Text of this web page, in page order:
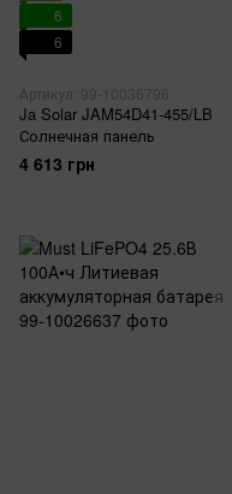
6
6
Артикул: 99-10036796
Ja Solar JAM54D41-455/LB
Солнечная панель
4 613 грн